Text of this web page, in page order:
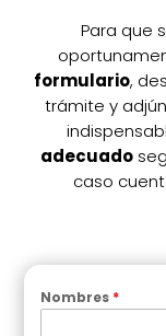
Para que
formulario,
trámite y
adecuado
caso
Nombres *